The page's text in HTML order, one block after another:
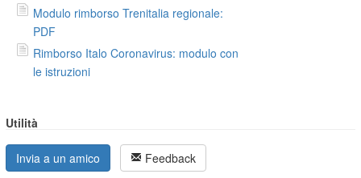
Modulo rimborso Trenitalia regionale:
PDF
Rimborso Italo Coronavirus: modulo con
le istruzioni
Utilità
Invia a un amico Feedback